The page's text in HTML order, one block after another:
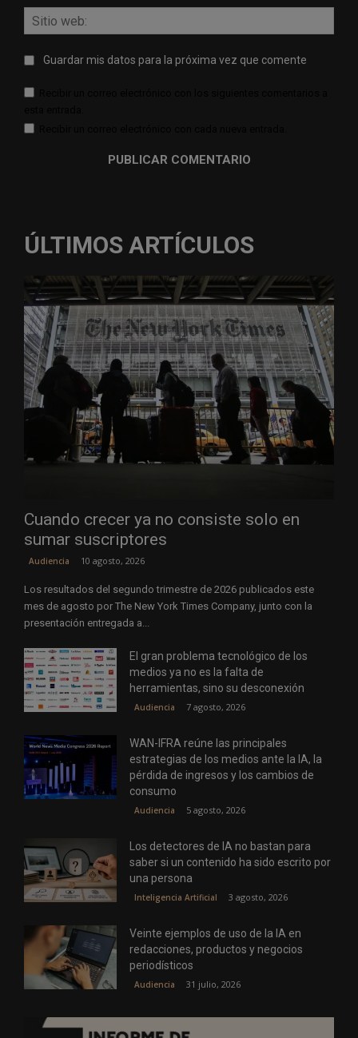
web:
Guardar mis datos para la próxima vez que comente
ÚLTIMOS ARTÍCULOS
Cuando crecer ya no consiste solo en
sumar suscriptores
Audiencia 10 agosto, 2026
Los resultados del segundo trimestre de 2026 publicados este
mes de agosto por The New York Times Company, junto con la
presentación entregada a...
El gran problema tecnológico de los
medios ya no es la falta de
herramientas, sino su desconexión
Audiencia 7 agosto, 2026
WAN-IFRA reúne las principales
estrategias de los medios ante la IA, la
pérdida de ingresos y los cambios de
consumo
Audiencia 5 agosto, 2026
Los detectores de IA no bastan para
saber si un contenido ha sido escrito por
una persona
Inteligencia Artificial 3 agosto, 2026
Veinte ejemplos de uso de la IA en
redacciones, productos y negocios
periodísticos
Audiencia 31 julio, 2026